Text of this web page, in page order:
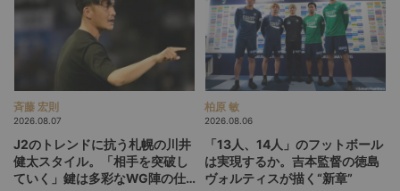
斉藤 宏則
2026.08.07
J2のトレンドに抗う札幌の川井
健太スタイル。「相手を突破し
ていく」鍵は多彩なWG陣の仕
柏原 敏
2026.08.06
「13人、14人」のフットボール
は実現するか。吉本監督の徳島
ヴォルティスが描く“新章”